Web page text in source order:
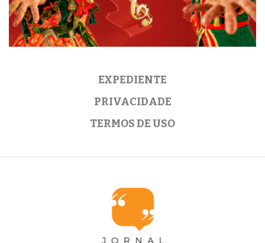
EXPEDIENTE
PRIVACIDADE
TERMOS DE USO